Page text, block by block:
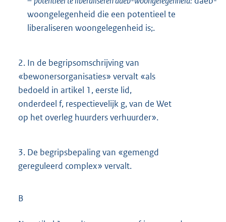
woongelegenheid die een potentieel te
liberaliseren woongelegenheid is;.
2. In de begripsomschrijving van
«bewonersorganisaties» vervalt «als
bedoeld in artikel 1, eerste lid,
onderdeel f, respectievelijk g, van de Wet
op het overleg huurders verhuurder».
3. De begripsbepaling van «gemengd
gereguleerd complex» vervalt.
B